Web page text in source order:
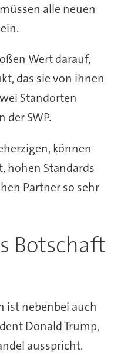
alle neuen
Wert darauf,
das sie von ihnen
Standorten
der SWP.
können
hohen Standards
Partner so sehr
Botschaft
ist nebenbei auch
Donald Trump,
ausspricht.